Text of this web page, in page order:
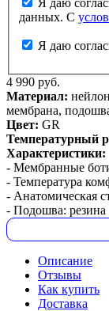
данных. С
Я даю
4 990 руб.
Материал:
мембрана,
Цвет: GR
Температурный
Характеристики:
- Мембранные
- Температура
- Анатомическая
- Подошва: резина
Описание
Отзывы
Как купить
Доставка